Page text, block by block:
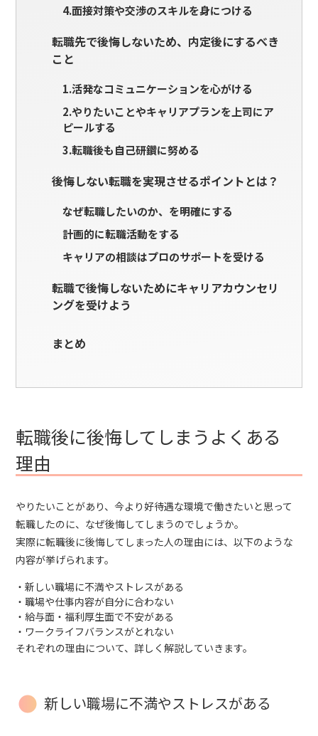
4.面接対策や交渉のスキルを身につける
転職先で後悔しないため、内定後にするべき
こと
1.活発なコミュニケーションを心がける
2.やりたいことやキャリアプランを上司にア
ピールする
3.転職後も自己研鑽に努める
後悔しない転職を実現させるポイントとは？
なぜ転職したいのか、を明確にする
計画的に転職活動をする
キャリアの相談はプロのサポートを受ける
転職で後悔しないためにキャリアカウンセリ
ングを受けよう
まとめ
転職後に後悔してしまうよくある
理由
やりたいことがあり、今より好待遇な環境で働きたいと思って
転職したのに、なぜ後悔してしまうのでしょうか。
実際に転職後に後悔してしまった人の理由には、以下のような
内容が挙げられます。
新しい職場に不満やストレスがある
職場や仕事内容が自分に合わない
給与面・福利厚生面で不安がある
ワークライフバランスがとれない
それぞれの理由について、詳しく解説していきます。
新しい職場に不満やストレスがある